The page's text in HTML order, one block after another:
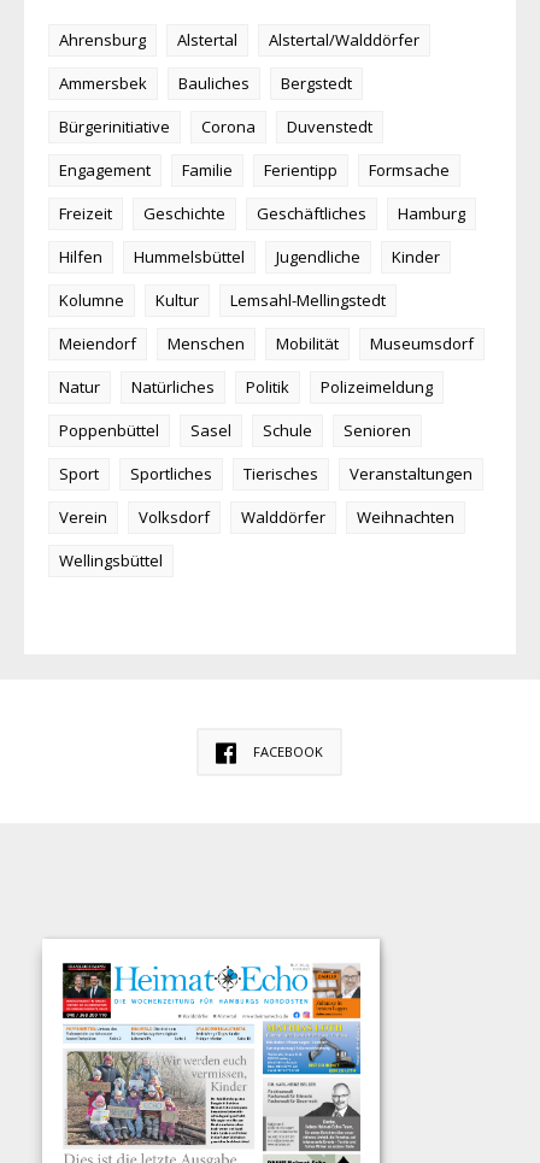
Ahrensburg Alstertal
Alstertal/Walddörfer
Ammersbek
Bauliches
Bergstedt
Bürgerinitiative
Corona
Duvenstedt
Engagement
Familie Ferientipp
Formsache
Freizeit
Geschichte Geschäftliches
Hamburg
Hilfen
Hummelsbüttel Jugendliche
Kinder
Kolumne
Kultur
Lemsahl-Mellingstedt
Meiendorf
Menschen Mobilität
Museumsdorf
Natur
Natürliches Politik
Polizeimeldung
Poppenbüttel
Sasel Schule
Senioren
Sport
Sportliches Tierisches
Veranstaltungen
Verein
Volksdorf Walddörfer
Weihnachten
Wellingsbüttel
FACEBOOK